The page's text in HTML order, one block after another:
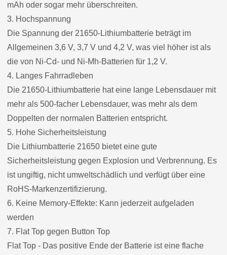
mAh oder sogar mehr überschreiten.
3. Hochspannung
Die Spannung der 21650-Lithiumbatterie beträgt im
Allgemeinen 3,6 V, 3,7 V und 4,2 V, was viel höher ist als
die von Ni-Cd- und Ni-Mh-Batterien für 1,2 V.
4. Langes Fahrradleben
Die 21650-Lithiumbatterie hat eine lange Lebensdauer mit
mehr als 500-facher Lebensdauer, was mehr als dem
Doppelten der normalen Batterien entspricht.
5. Hohe Sicherheitsleistung
Die Lithiumbatterie 21650 bietet eine gute
Sicherheitsleistung gegen Explosion und Verbrennung. Es
ist ungiftig, nicht umweltschädlich und verfügt über eine
RoHS-Markenzertifizierung.
6. Keine Memory-Effekte: Kann jederzeit aufgeladen
werden
7. Flat Top gegen Button Top
Flat Top - Das positive Ende der Batterie ist eine flache